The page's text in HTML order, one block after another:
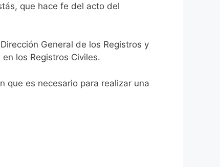
que hace fe del acto del
General de los Registros y
los Registros Civiles.
que es necesario para realizar una